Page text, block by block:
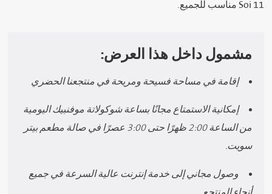
Soi 11 مناسب للجميع.
مشمول داخل هذا العرض:
إقامة في مساحة فسيحة ومريحة في منتجعنا الحضري
إمكانية الاستمتاع مجانًا بساعة شوكولاتة موفنبيك اليومية
من الساعة 2:00 ظهرًا حتى 3:00 عصرًا في صالة مطعم بيتر
سويت.
وصول مجاني إلى خدمة إنترنت عالية السرعة في جميع